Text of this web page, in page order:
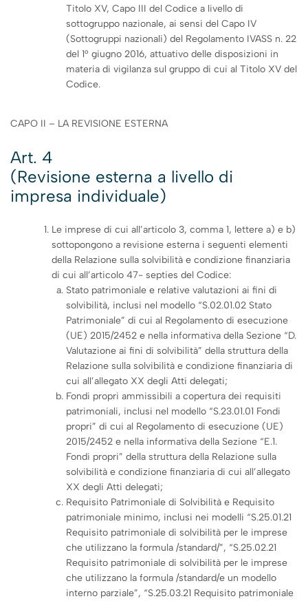
Titolo XV, Capo III del Codice a livello di
sottogruppo nazionale, ai sensi del Capo IV
(Sottogruppi nazionali) del Regolamento IVASS n. 22
del 1° giugno 2016, attuativo delle disposizioni in
materia di vigilanza sul gruppo di cui al Titolo XV del
Codice.
CAPO II – LA REVISIONE ESTERNA
Art. 4
(Revisione esterna a livello di
impresa individuale)
Le imprese di cui all’articolo 3, comma 1, lettere a) e b)
sottopongono a revisione esterna i seguenti elementi
della Relazione sulla solvibilità e condizione finanziaria
di cui all’articolo 47- septies del Codice:
Stato patrimoniale e relative valutazioni ai fini di
solvibilità, inclusi nel modello “S.02.01.02 Stato
Patrimoniale” di cui al Regolamento di esecuzione
(UE) 2015/2452 e nella informativa della Sezione “D.
Valutazione ai fini di solvibilità” della struttura della
Relazione sulla solvibilità e condizione finanziaria di
cui all’allegato XX degli Atti delegati;
Fondi propri ammissibili a copertura dei requisiti
patrimoniali, inclusi nel modello “S.23.01.01 Fondi
propri” di cui al Regolamento di esecuzione (UE)
2015/2452 e nella informativa della Sezione “E.1.
Fondi propri” della struttura della Relazione sulla
solvibilità e condizione finanziaria di cui all’allegato
XX degli Atti delegati;
Requisito Patrimoniale di Solvibilità e Requisito
patrimoniale minimo, inclusi nei modelli “S.25.01.21
Requisito patrimoniale di solvibilità per le imprese
che utilizzano la formula /standard/”, “S.25.02.21
Requisito patrimoniale di solvibilità per le imprese
che utilizzano la formula /standard/e un modello
interno parziale”, “S.25.03.21 Requisito patrimoniale